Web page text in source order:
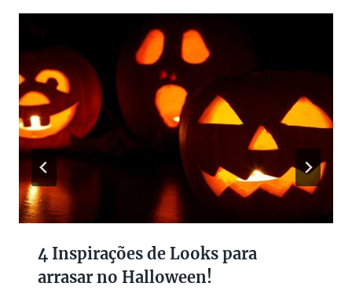
4 Inspirações de Looks para
arrasar no Halloween!